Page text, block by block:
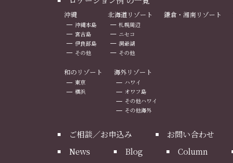
沖縄
沖縄本島
宮古島
伊良部島
その他
北海道リゾート
札幌周辺
ニセコ
洞爺湖
その他
鎌倉・湘南リゾート
和のリゾート
東京
横浜
海外リゾート
ハワイ
オワフ島
その他ハワイ
その他海外
ご相談／お申込み お問い合わせ
News
Blog Column